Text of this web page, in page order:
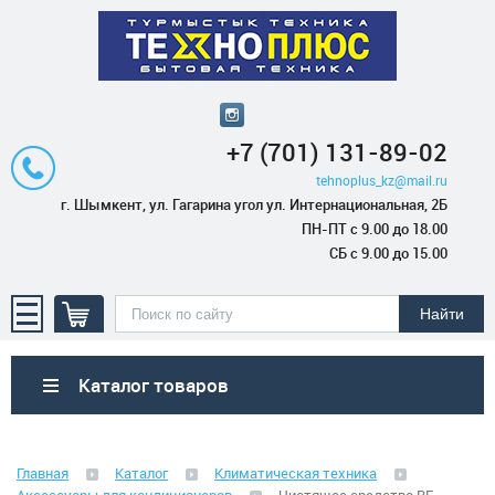
+7 (701) 131-89-02
tehnoplus_kz@mail.ru
г. Шымкент, ул. Гагарина угол ул. Интернациональная, 2Б
ПН-ПТ с 9.00 до 18.00
СБ с 9.00 до 15.00
Каталог товаров
Главная Каталог
Климатическая техника